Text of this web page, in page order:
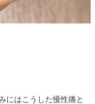
にはこうした慢性痛と